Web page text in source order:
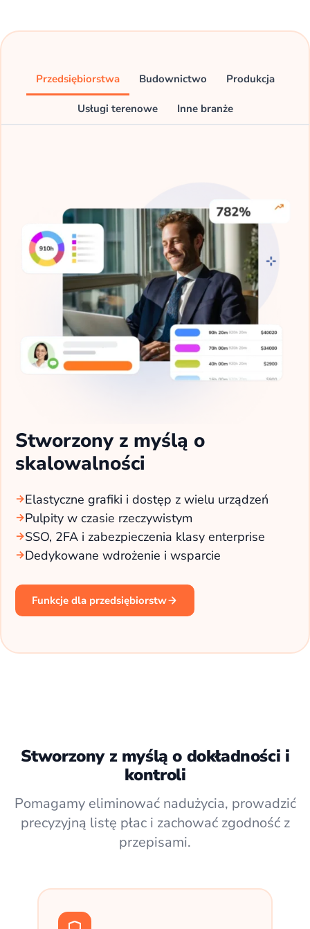
Przedsiębiorstwa Budownictwo Produkcja
Usługi terenowe Inne branże
Stworzony z myślą o
skalowalności
Elastyczne grafiki i dostęp z wielu urządzeń
Pulpity w czasie rzeczywistym
SSO, 2FA i zabezpieczenia klasy enterprise
Dedykowane wdrożenie i wsparcie
Funkcje dla przedsiębiorstw
Stworzony z myślą o dokładności i
kontroli
Pomagamy eliminować nadużycia, prowadzić
precyzyjną listę płac i zachować zgodność z
przepisami.